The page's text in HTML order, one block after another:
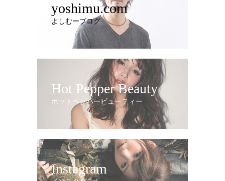
yoshimu.com
よしむーブログ
Hot Pepper Beauty
ホットペッパービューティー
Instagram